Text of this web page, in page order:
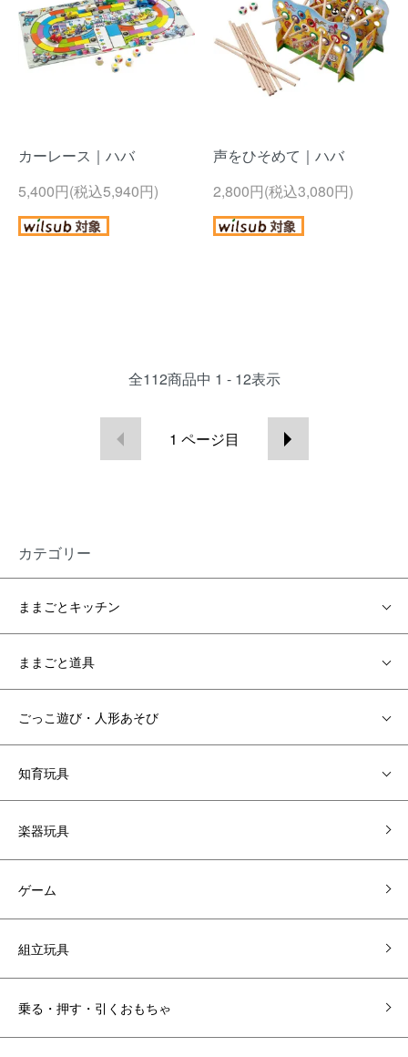
カーレース｜ハバ
5,400円(税込5,940円)
声をひそめて｜ハバ
2,800円(税込3,080円)
全112商品中 1 - 12表示
1 ページ目
カテゴリー
ままごとキッチン
ままごと道具
ごっこ遊び・人形あそび
知育玩具
楽器玩具
ゲーム
組立玩具
乗る・押す・引くおもちゃ